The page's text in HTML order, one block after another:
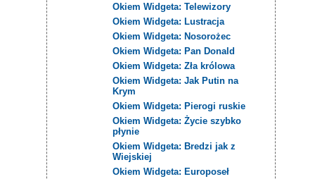
Okiem Widgeta: Telewizory
Okiem Widgeta: Lustracja
Okiem Widgeta: Nosorożec
Okiem Widgeta: Pan Donald
Okiem Widgeta: Zła królowa
Okiem Widgeta: Jak Putin na
Krym
Okiem Widgeta: Pierogi ruskie
Okiem Widgeta: Życie szybko
płynie
Okiem Widgeta: Bredzi jak z
Wiejskiej
Okiem Widgeta: Europoseł